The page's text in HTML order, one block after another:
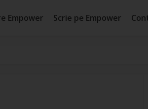
Empower Scrie pe Empower